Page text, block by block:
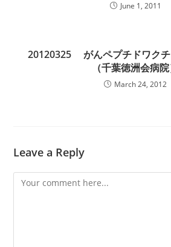
June 1, 2011
20120325 がんペプチドワクチ
（千葉徳洲会病院
March 24, 2012
Leave a Reply
Comment